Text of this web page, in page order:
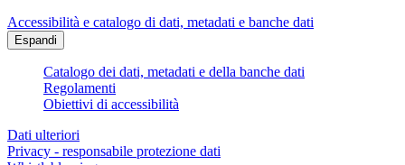
Accessibilità e catalogo di dati, metadati e banche dati
Espandi
Catalogo dei dati, metadati e della banche dati
Regolamenti
Obiettivi di accessibilità
Dati ulteriori
Privacy - responsabile protezione dati